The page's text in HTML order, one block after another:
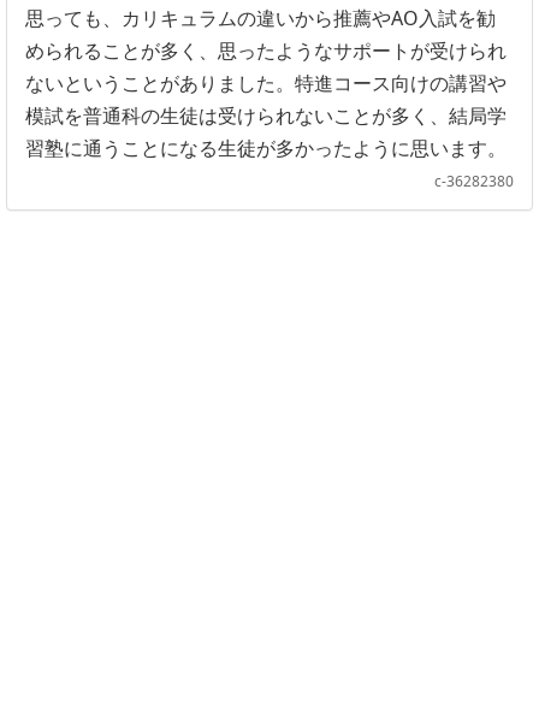
思っても、カリキュラムの違いから推薦やAO入試を勧
められることが多く、思ったようなサポートが受けられ
ないということがありました。特進コース向けの講習や
模試を普通科の生徒は受けられないことが多く、結局学
習塾に通うことになる生徒が多かったように思います。
c-36282380